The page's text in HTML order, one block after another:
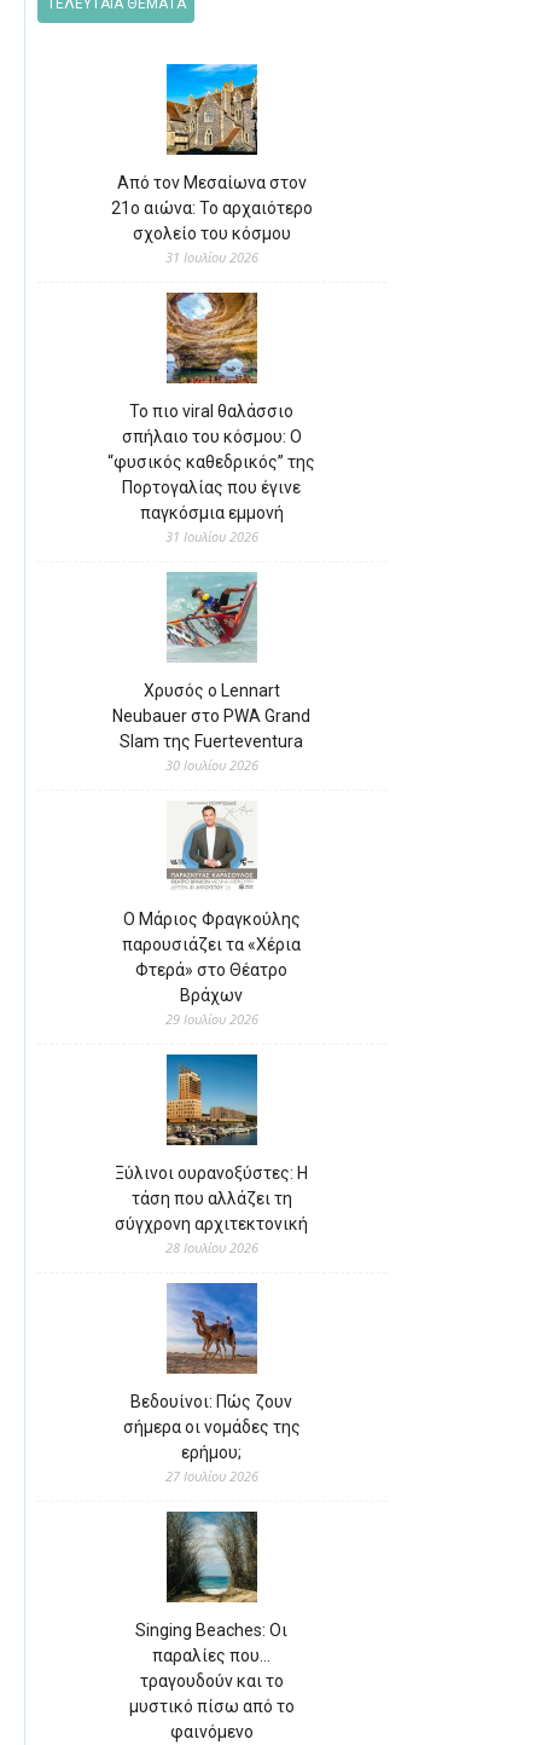
ΤΕΛΕΥΤΑΙΑ ΘΕΜΑΤΑ
Από τον Μεσαίωνα στον
21ο αιώνα: Το αρχαιότερο
σχολείο του κόσμου
31 Ιουλίου 2026
Το πιο viral θαλάσσιο
σπήλαιο του κόσμου: Ο
“φυσικός καθεδρικός” της
Πορτογαλίας που έγινε
παγκόσμια εμμονή
31 Ιουλίου 2026
Χρυσός ο Lennart
Neubauer στο PWA Grand
Slam της Fuerteventura
30 Ιουλίου 2026
Ο Μάριος Φραγκούλης
παρουσιάζει τα «Χέρια
Φτερά» στο Θέατρο
Βράχων
29 Ιουλίου 2026
Ξύλινοι ουρανοξύστες: Η
τάση που αλλάζει τη
σύγχρονη αρχιτεκτονική
28 Ιουλίου 2026
Βεδουίνοι: Πώς ζουν
σήμερα οι νομάδες της
ερήμου;
27 Ιουλίου 2026
Singing Beaches: Οι
παραλίες που…
τραγουδούν και το
μυστικό πίσω από το
φαινόμενο